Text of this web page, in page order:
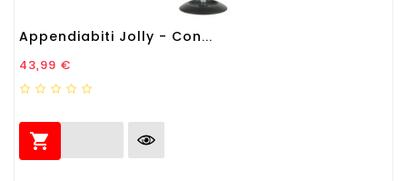
Appendiabiti Jolly - Con...
Prezzo
43,99 €
